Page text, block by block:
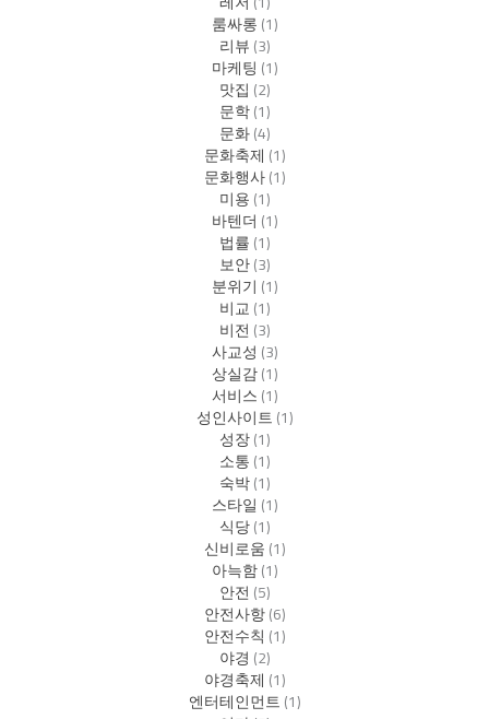
룸싸롱(1)
리뷰(3)
마케팅 (1)
맛집 (2)
문학(1)
문화(4)
문화축제 (1)
문화행사(1)
미용(1)
바텐더 (1)
법률(1)
보안(3)
분위기 (1)
비교(1)
비전(3)
사교성 (3)
상실감(1)
서비스(1)
성인사이트(1)
성장(1)
소통(1)
숙박(1)
스타일 (1)
식당(1)
신비로움(1)
아늑함(1)
안전(5)
안전사항(6)
안전수칙 (1)
야경 (2)
야경축제 (1)
엔터테인먼트(1)